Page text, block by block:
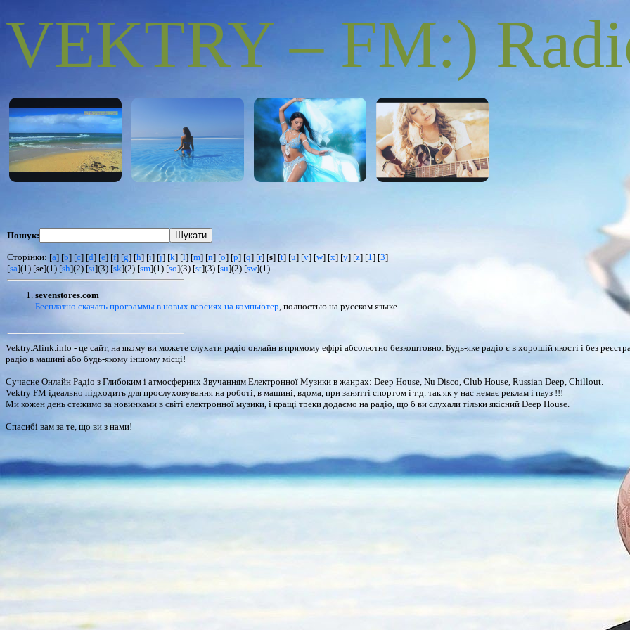
VEKTRY – FM:)
Пошук:
Сторінки: [a] [b] [c] [d] [e] [f] [g] [h] [i] [j] [k] [l] [m] [n] [o] [p] [q] [r] [s] [t] [u] [v] [w] [x] [y] [z] [1] [3]
[sa](1) [se](1) [sh](2) [si](3) [sk](2) [sm](1) [so](3) [st](3) [su](2) [sw](1)
sevenstores.com
Бесплатно скачать программы в новых версиях на компьютер , полностью на русском языке.
Vektry.Alink.info - це сайт, на якому ви можете слухати радіо онлайн в прямому ефірі абсолютно безкоштовно. Будь-яке радіо є в хорошій якості і без
радіо в машині або будь-якому іншому місці!
Сучасне Онлайн Радіо з Глибоким і атмосферних Звучанням Електронної Музики в жанрах: Deep House, Nu Disco, Club House, Russian Deep, Chillout.
Vektry FM ідеально підходить для прослуховування на роботі, в машині, вдома, при занятті спортом і т.д. так як у нас немає реклам і пауз !!!
Ми кожен день стежимо за новинками в світі електронної музики, і кращі треки додаємо на радіо, що б ви слухали тільки якісний Deep House.
Спасибі вам за те, що ви з нами!